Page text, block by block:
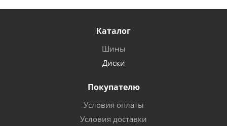
Каталог
Шины
Диски
Покупателю
Условия оплаты
Условия доставки